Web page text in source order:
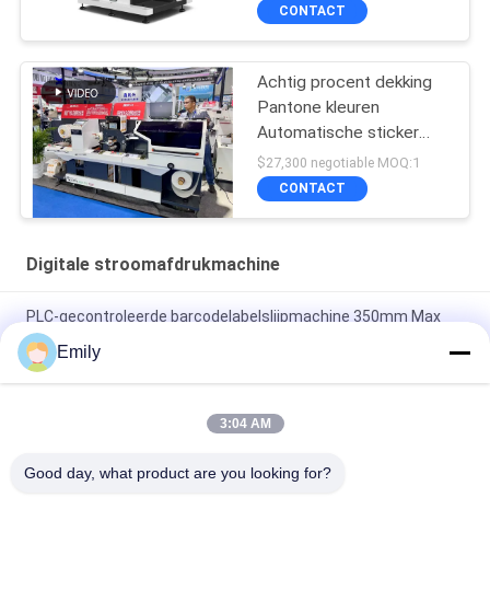
CONTACT
Achtig procent dekking
Pantone kleuren
Automatische sticker
label die cutter
$27,300 negotiable MOQ:1
CONTACT
Digitale stroomafdrukmachine
PLC-gecontroleerde barcodelabelslijpmachine 350mm Max
1000mm Diameter 15m/min Snelheid 8kw Vermogen
400m/min Max Speed Die Cutting Sticker Label Maker voor
hoge precisie en efficiëntie
Cutting Machine met PLC-besturing
Emily
3:04 AM
Good day, what product are you looking for?